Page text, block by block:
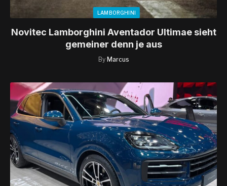
LAMBORGHINI
Novitec Lamborghini Aventador Ultimae sieht
gemeiner denn je aus
By Marcus